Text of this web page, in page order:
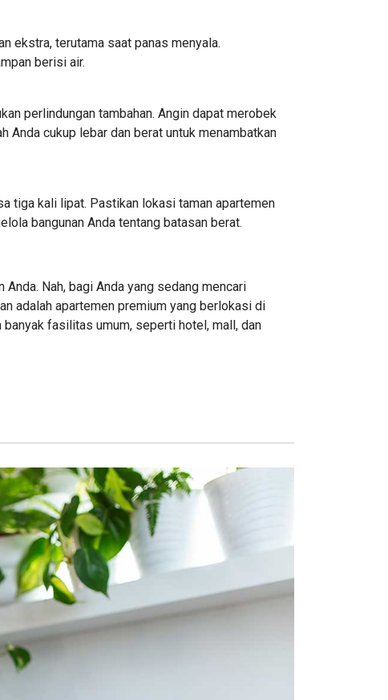
ekstra, terutama saat panas menyala.
berisi air.
perlindungan tambahan. Angin dapat merobek
Anda cukup lebar dan berat untuk menambatkan
tiga kali lipat. Pastikan lokasi taman apartemen
bangunan Anda tentang batasan berat.
Nah, bagi Anda yang sedang mencari
adalah apartemen premium yang berlokasi di
fasilitas umum, seperti hotel, mall, dan